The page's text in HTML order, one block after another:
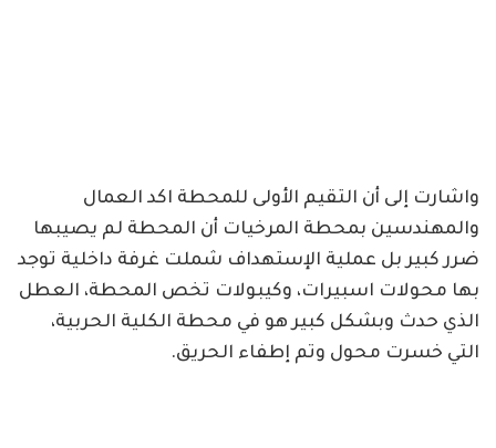
واشارت إلى أن التقيم الأولى للمحطة اكد العمال
والمهندسين بمحطة المرخيات أن المحطة لم يصيبها
ضرر كبير بل عملية الإستهداف شملت غرفة داخلية توجد
بها محولات اسبيرات، وكيبولات تخص المحطة، العطل
الذي حدث وبشكل كبير هو في محطة الكلية الحربية،
التي خسرت محول وتم إطفاء الحريق.